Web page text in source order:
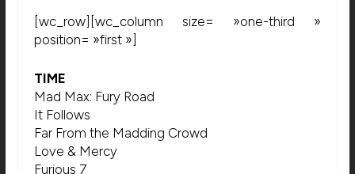
[wc_row][wc_column size= »one-third »
position= »first »]
TIME
Mad Max: Fury Road
It Follows
Far From the Madding Crowd
Love & Mercy
Furious 7